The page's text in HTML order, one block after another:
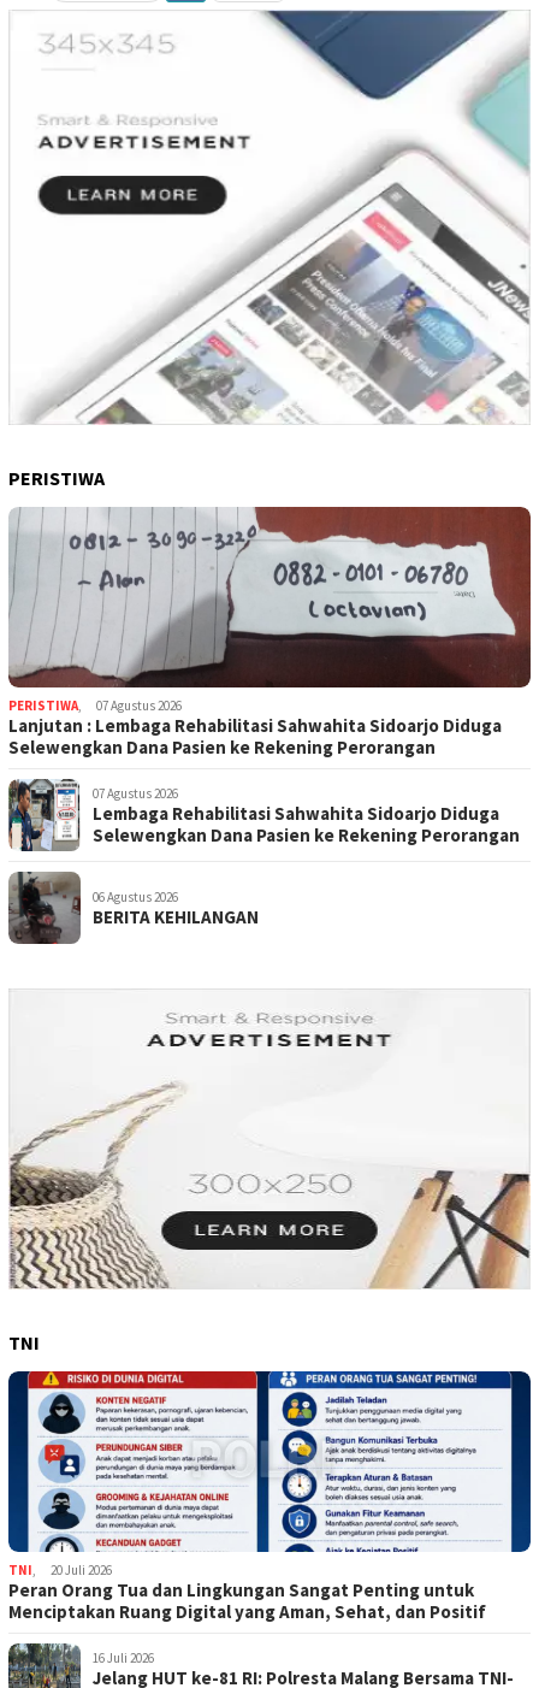
PERISTIWA
PERISTIWA, 07 Agustus 2026
Lanjutan : Lembaga Rehabilitasi Sahwahita Sidoarjo Diduga
Selewengkan Dana Pasien ke Rekening Perorangan
07 Agustus 2026
Lembaga Rehabilitasi Sahwahita Sidoarjo Diduga
Selewengkan Dana Pasien ke Rekening Perorangan
06 Agustus 2026
BERITA KEHILANGAN
TNI
TNI, 20 Juli 2026
Peran Orang Tua dan Lingkungan Sangat Penting untuk
Menciptakan Ruang Digital yang Aman, Sehat, dan Positif
16 Juli 2026
Jelang HUT ke-81 RI: Polresta Malang Bersama TNI-